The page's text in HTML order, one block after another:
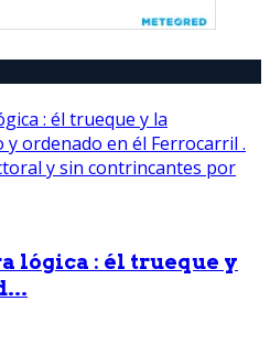
lógica : él trueque y